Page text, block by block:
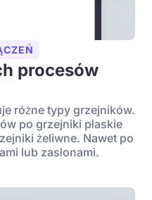
procesów
różne typy grzejników.
po grzejniki płaskie
żeliwne. Nawet po
lub zasłonami.